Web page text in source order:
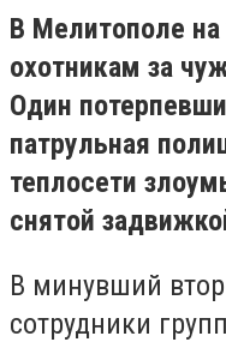
В Мелитополе
охотникам за
Один
патрульная
теплосети
снятой
В минувший
сотрудники